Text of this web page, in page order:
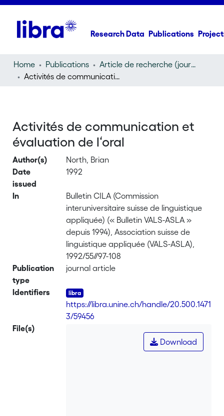
Research Data Publications
Home Publications
Article de recherche (journal article)
Activités de communication et évaluation de l‘oral
Activités de communication et
évaluation de l‘oral
Author(s)
North, Brian
Date
issued
1992
In
Bulletin CILA (Commission
interuniversitaire suisse de linguistique
appliquée) (« Bulletin VALS-ASLA »
depuis 1994), Association suisse de
linguistique appliquée (VALS-ASLA),
1992/55//97-108
Publication
type
journal article
Identifiers
https://libra.unine.ch/handle/20.500.1471
3/59456
File(s)
Download